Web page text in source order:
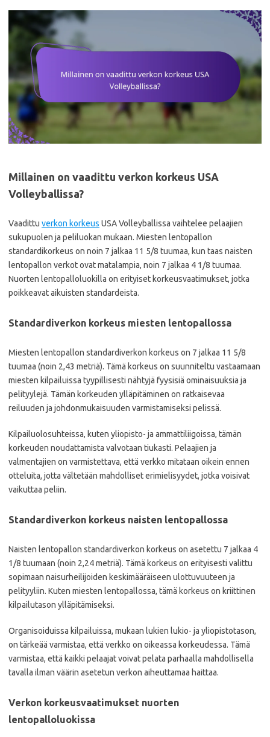
Millainen on vaadittu verkon korkeus USA
Volleyballissa?
Vaadittu verkon korkeus USA Volleyballissa vaihtelee pelaajien
sukupuolen ja peliluokan mukaan. Miesten lentopallon
standardikorkeus on noin 7 jalkaa 11 5/8 tuumaa, kun taas naisten
lentopallon verkot ovat matalampia, noin 7 jalkaa 4 1/8 tuumaa.
Nuorten lentopalloluokilla on erityiset korkeusvaatimukset, jotka
poikkeavat aikuisten standardeista.
Standardiverkon korkeus miesten lentopallossa
Miesten lentopallon standardiverkon korkeus on 7 jalkaa 11 5/8
tuumaa (noin 2,43 metriä). Tämä korkeus on suunniteltu vastaamaan
miesten kilpailuissa tyypillisesti nähtyjä fyysisiä ominaisuuksia ja
pelityylejä. Tämän korkeuden ylläpitäminen on ratkaisevaa
reiluuden ja johdonmukaisuuden varmistamiseksi pelissä.
Kilpailuolosuhteissa, kuten yliopisto- ja ammattiliigoissa, tämän
korkeuden noudattamista valvotaan tiukasti. Pelaajien ja
valmentajien on varmistettava, että verkko mitataan oikein ennen
otteluita, jotta vältetään mahdolliset erimielisyydet, jotka voisivat
vaikuttaa peliin.
Standardiverkon korkeus naisten lentopallossa
Naisten lentopallon standardiverkon korkeus on asetettu 7 jalkaa 4
1/8 tuumaan (noin 2,24 metriä). Tämä korkeus on erityisesti valittu
sopimaan naisurheilijoiden keskimääräiseen ulottuvuuteen ja
pelityyliin. Kuten miesten lentopallossa, tämä korkeus on kriittinen
kilpailutason ylläpitämiseksi.
Organisoiduissa kilpailuissa, mukaan lukien lukio- ja yliopistotason,
on tärkeää varmistaa, että verkko on oikeassa korkeudessa. Tämä
varmistaa, että kaikki pelaajat voivat pelata parhaalla mahdollisella
tavalla ilman väärin asetetun verkon aiheuttamaa haittaa.
Verkon korkeusvaatimukset nuorten
lentopalloluokissa